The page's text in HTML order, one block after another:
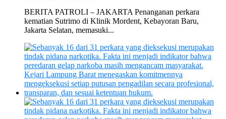
BERITA PATROLI – JAKARTA Penanganan perkara
kematian Sutrimo di Klinik Mordent, Kebayoran Baru,
Jakarta Selatan, memasuki...